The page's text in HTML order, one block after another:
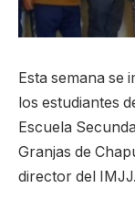
Esta semana se
los estudiantes
Escuela
Granjas de
director del IMJJ.